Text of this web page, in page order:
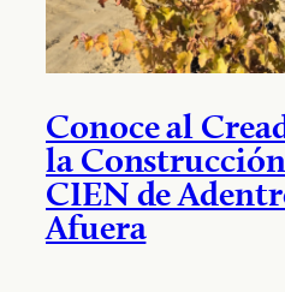
Conoce al
la
CIEN de
Afuera